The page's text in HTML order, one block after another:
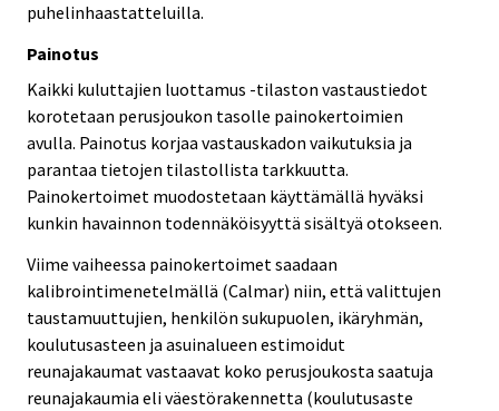
puhelinhaastatteluilla.
Painotus
Kaikki kuluttajien luottamus -tilaston vastaustiedot
korotetaan perusjoukon tasolle painokertoimien
avulla. Painotus korjaa vastauskadon vaikutuksia ja
parantaa tietojen tilastollista tarkkuutta.
Painokertoimet muodostetaan käyttämällä hyväksi
kunkin havainnon todennäköisyyttä sisältyä otokseen.
Viime vaiheessa painokertoimet saadaan
kalibrointimenetelmällä (Calmar) niin, että valittujen
taustamuuttujien, henkilön sukupuolen, ikäryhmän,
koulutusasteen ja asuinalueen estimoidut
reunajakaumat vastaavat koko perusjoukosta saatuja
reunajakaumia eli väestörakennetta (koulutusaste